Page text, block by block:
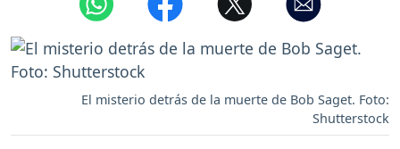
El misterio detrás de la muerte de Bob Saget. Foto:
Shutterstock